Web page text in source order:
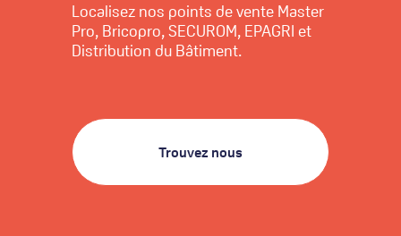
Localisez nos points de vente Master
Pro, Bricopro, SECUROM, EPAGRI et
Distribution du Bâtiment.
Trouvez nous